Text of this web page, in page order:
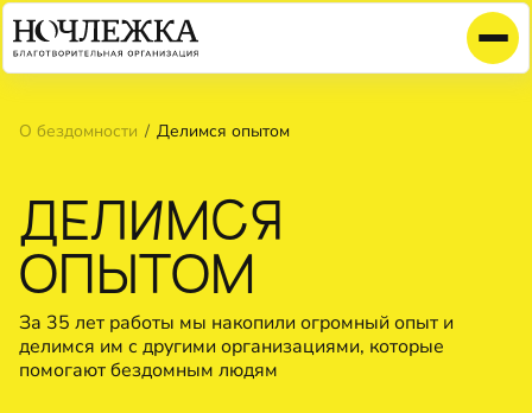
О бездомности Делимся опытом
ДЕЛИМСЯ
ОПЫТОМ
За 35 лет работы мы накопили огромный опыт и
делимся им с другими организациями, которые
помогают бездомным людям